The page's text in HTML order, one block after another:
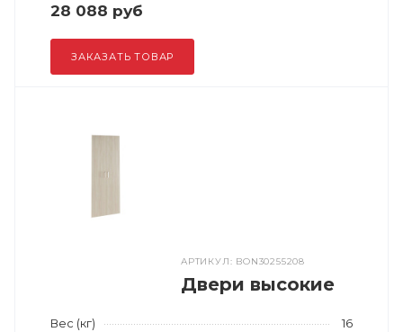
28 088 руб
ЗАКАЗАТЬ ТОВАР
АРТИКУЛ: BON30255208
Двери высокие
Вес (кг)
16